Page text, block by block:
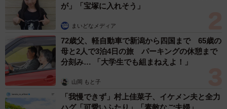
が長く美しい尾羽を持っています。これは、突然変異で魅
力的な尾羽を持ったオスがメスに選ばれ、その子孫が繁栄
してきた結果です。つまり、生物の世界では“異性に選ばれ
る特徴”を持つ個体が生き残ってきたというのです。
が」「宝塚に入れそう」
まいどなメディア
72歳父、軽自動車で新潟から四国まで 65歳の
母と2人で3泊4日の旅 パーキングの休憩まで
分刻み… 「大学生でも組まねえよ！」
山岡 もと子
「我慢できず」村上佳菜子、イケメン夫と全力
ハグ「可愛いふたり」「素敵なご夫婦」